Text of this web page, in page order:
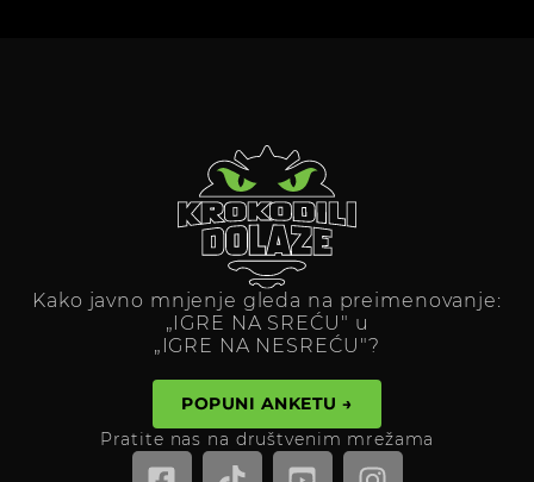
Kako javno mnjenje gleda na preimenovanje:
„IGRE NA SREĆU" u
„IGRE NA NESREĆU"?
POPUNI ANKETU →
Pratite nas na društvenim mrežama